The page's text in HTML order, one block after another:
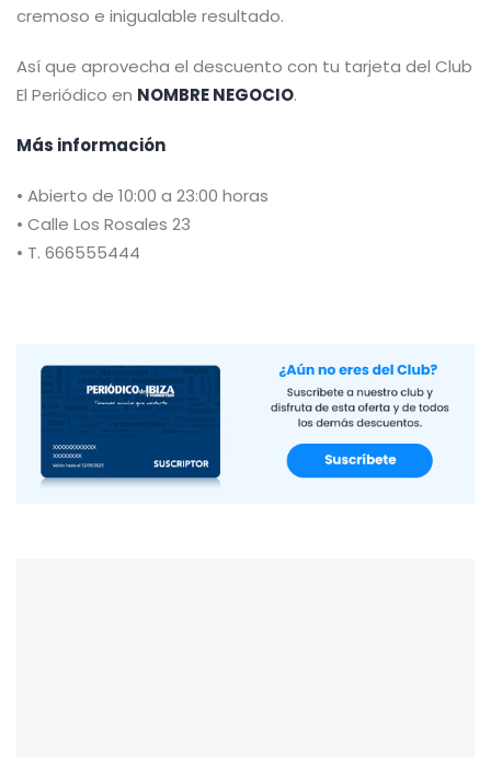
cremoso e inigualable resultado.
Así que aprovecha el descuento con tu tarjeta del Club
El Periódico en NOMBRE NEGOCIO.
Más información
• Abierto de 10:00 a 23:00 horas
• Calle Los Rosales 23
• T. 666555444